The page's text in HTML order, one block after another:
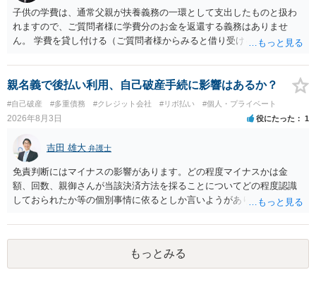
子供の学費は、通常父親が扶養義務の一環として支出したものと扱わ
れますので、ご質問者様に学費分のお金を返還する義務はありませ
ん。 学費を貸し付ける（ご質問者様からみると借り受ける）といった
ょう。
親名義で後払い利用、自己破産手続に影響はあるか？
#自己破産 #多重債務 #クレジット会社 #リボ払い #個人・プライベート
2026年8月3日 役にたった 1
吉田 雄大 弁護士
免責判断にはマイナスの影響があります。どの程度マイナスかは金
額、回数、親御さんが当該決済方法を採ることについてどの程度認識
しておられたか等の個別事情に依るとしか言いようがありません。 と
なって相談し、善後策を考えることをお勧めします。
もっとみる